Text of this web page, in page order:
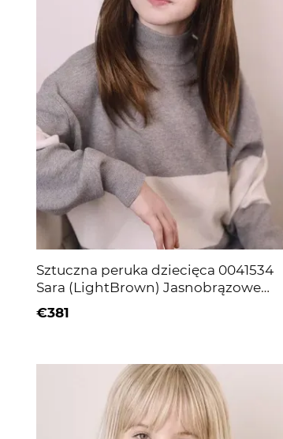
Sztuczna peruka dziecięca 0041534
Sara (LightBrown) Jasnobrązowe
długie włosy
€381